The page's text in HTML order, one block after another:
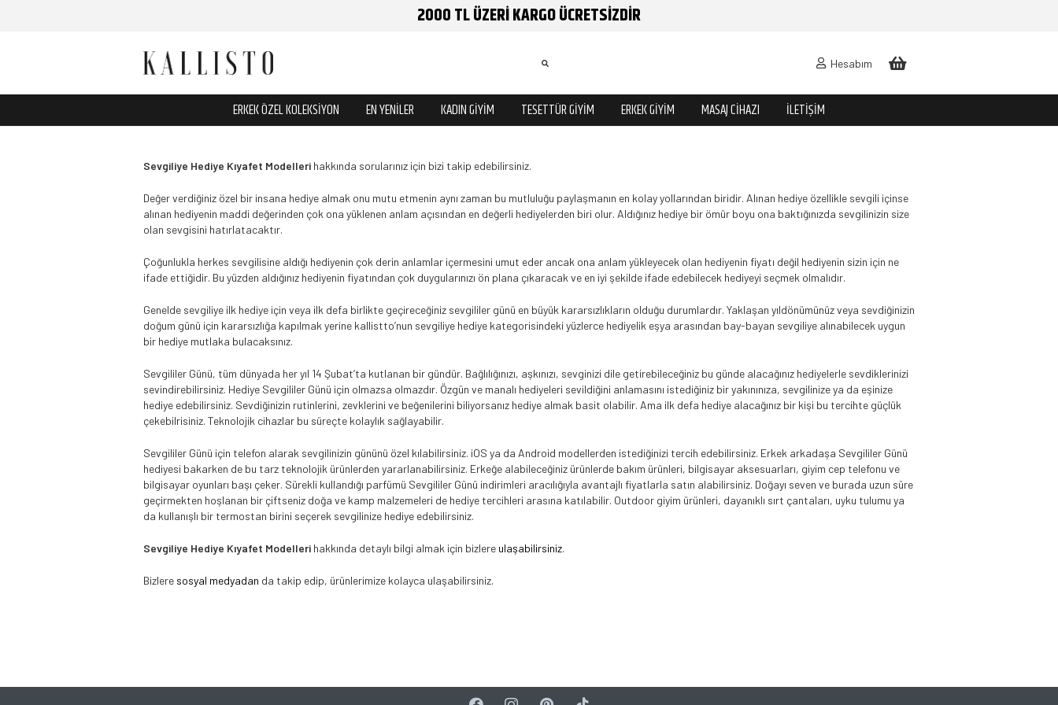
2000 TL ÜZERİ KARGO ÜCRETSİZDİR
Hesabım
ERKEK ÖZEL KOLEKSİYON EN YENİLER KADIN GİYİM TESETTÜR GİYİM ERKEK GİYİM MASAJ CIHAZI İLETIŞIM
Sevgiliye Hediye Kıyafet Modelleri hakkında sorularınız için bizi takip edebilirsiniz.
Değer verdiğiniz özel bir insana hediye almak onu mutu etmenin aynı zaman bu mutluluğu paylaşmanın en kolay yollarından biridir. Alınan hediye özellikle sevgili içinse
alınan hediyenin maddi değerinden çok ona yüklenen anlam açısından en değerli hediyelerden biri olur. Aldığınız hediye bir ömür boyu ona baktığınızda sevgilinizin size
olan sevgisini hatırlatacaktır.
Çoğunlukla herkes sevgilisine aldığı hediyenin çok derin anlamlar içermesini umut eder ancak ona anlam yükleyecek olan hediyenin fiyatı değil hediyenin sizin için ne
ifade ettiğidir. Bu yüzden aldığınız hediyenin fiyatından çok duygularınızı ön plana çıkaracak ve en iyi şekilde ifade edebilecek hediyeyi seçmek olmalıdır.
Genelde sevgiliye ilk hediye için veya ilk defa birlikte geçireceğiniz sevgililer günü en büyük kararsızlıkların olduğu durumlardır. Yaklaşan yıldönümünüz veya sevdiğinizin
doğum günü için kararsızlığa kapılmak yerine kallistto’nun sevgiliye hediye kategorisindeki yüzlerce hediyelik eşya arasından bay-bayan sevgiliye alınabilecek uygun
bir hediye mutlaka bulacaksınız.
Sevgililer Günü, tüm dünyada her yıl 14 Şubat’ta kutlanan bir gündür. Bağlılığınızı, aşkınızı, sevginizi dile getirebileceğiniz bu günde alacağınız hediyelerle sevdiklerinizi
sevindirebilirsiniz. Hediye Sevgililer Günü için olmazsa olmazdır. Özgün ve manalı hediyeleri sevildiğini anlamasını istediğiniz bir yakınınıza, sevgilinize ya da eşinize
hediye edebilirsiniz. Sevdiğinizin rutinlerini, zevklerini ve beğenilerini biliyorsanız hediye almak basit olabilir. Ama ilk defa hediye alacağınız bir kişi bu tercihte güçlük
çekebilrisiniz. Teknolojik cihazlar bu süreçte kolaylık sağlayabilir.
Sevgililer Günü için telefon alarak sevgilinizin gününü özel kılabilirsiniz. iOS ya da Android modellerden istediğinizi tercih edebilirsiniz. Erkek arkadaşa Sevgililer Günü
hediyesi bakarken de bu tarz teknolojik ürünlerden yararlanabilirsiniz. Erkeğe alabileceğiniz ürünlerde bakım ürünleri, bilgisayar aksesuarları, giyim cep telefonu ve
bilgisayar oyunları başı çeker. Sürekli kullandığı parfümü Sevgililer Günü indirimleri aracılığıyla avantajlı fiyatlarla satın alabilirsiniz. Doğayı seven ve burada uzun süre
geçirmekten hoşlanan bir çiftseniz doğa ve kamp malzemeleri de hediye tercihleri arasına katılabilir. Outdoor giyim ürünleri, dayanıklı sırt çantaları, uyku tulumu ya
da kullanışlı bir termostan birini seçerek sevgilinize hediye edebilirsiniz.
Sevgiliye Hediye Kıyafet Modelleri hakkında detaylı bilgi almak için bizlere ulaşabilirsiniz.
Bizlere sosyal medyadan da takip edip, ürünlerimize kolayca ulaşabilirsiniz.